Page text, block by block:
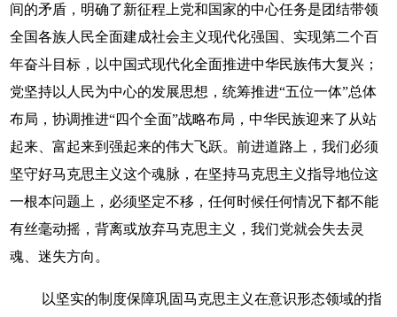
间的矛盾，明确了新征程上党和国家的中心任务是团结带领
全国各族人民全面建成社会主义现代化强国、实现第二个百
年奋斗目标，以中国式现代化全面推进中华民族伟大复兴；
党坚持以人民为中心的发展思想，统筹推进“五位一体”总体
布局，协调推进“四个全面”战略布局，中华民族迎来了从站
起来、富起来到强起来的伟大飞跃。前进道路上，我们必须
坚守好马克思主义这个魂脉，在坚持马克思主义指导地位这
一根本问题上，必须坚定不移，任何时候任何情况下都不能
有丝毫动摇，背离或放弃马克思主义，我们党就会失去灵
魂、迷失方向。
以坚实的制度保障巩固马克思主义在意识形态领域的指